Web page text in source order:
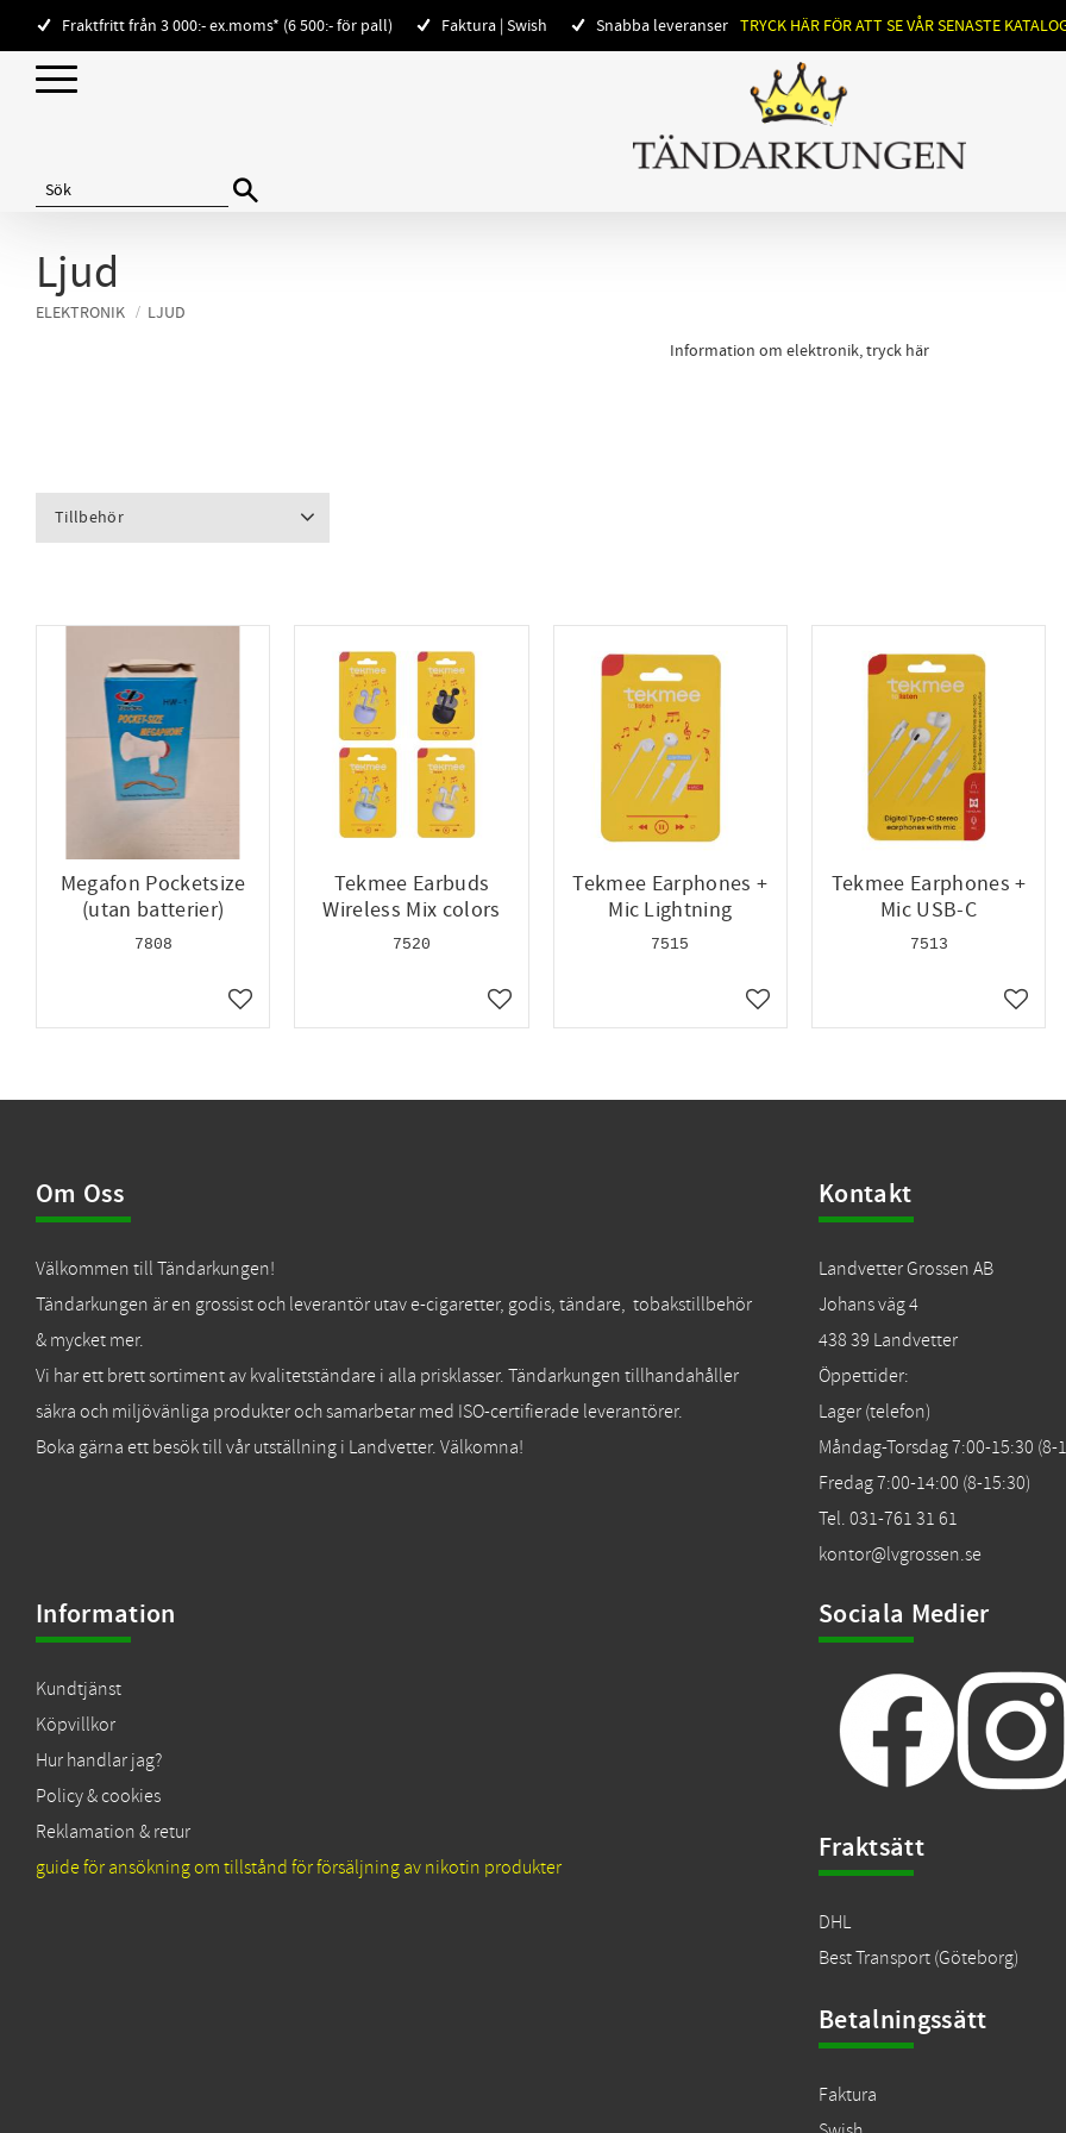
Fraktfritt från 3 000:- ex.moms* (6 500:- för pall) Faktura | Swish Snabba leveranser TRYCK HÄR FÖR ATT SE VÅR SENASTE
Ljud
ELEKTRONIK LJUD
Information om elektronik, tryck här
Tillbehör
Megafon Pocketsize
(utan batterier)
7808
Lägg till i favoriter
Tekmee Earbuds
Wireless Mix colors
7520
Lägg till i favoriter
Tekmee Earphones +
Mic Lightning
7515
Lägg till i favoriter
Tekmee Earphones +
Mic USB-C
7513
Lägg
Om Oss
Välkommen till Tändarkungen!
Tändarkungen är en grossist och leverantör utav e-cigaretter, godis, tändare, tobakstillbehör
& mycket mer.
Vi har ett brett sortiment av kvalitetständare i alla prisklasser. Tändarkungen tillhandahåller
säkra och miljövänliga produkter och samarbetar med ISO-certifierade leverantörer.
Boka gärna ett besök till vår utställning i Landvetter. Välkomna!
Kontakt
Landvetter Grossen AB
Johans väg 4
438 39 Landvetter
Öppettider:
Lager (telefon)
Måndag-Torsdag 7:00-15:30 (8-
Fredag 7:00-14:00 (8-15:30)
Tel. 031-761 31 61
kontor@lvgrossen.se
Information
Kundtjänst
Köpvillkor
Hur handlar jag?
Policy & cookies
Reklamation & retur
guide för ansökning om tillstånd för försäljning av nikotin produkter
Sociala Medier
Fraktsätt
DHL
Best Transport (Göteborg)
Betalningssätt
Faktura